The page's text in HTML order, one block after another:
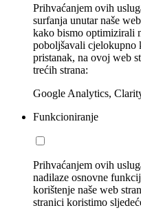
Prihvaćanjem ovih
surfanja unutar naše
kako bismo optimizirali
poboljšavali cjelokupno
pristanak, na ovoj web
trećih strana:
Google Analytics,
Funkcioniranje
Prihvaćanjem ovih
nadilaze osnovne
korištenje naše web
stranici koristimo